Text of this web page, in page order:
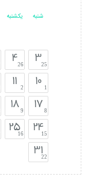
شنبه
325
10 1
17 8
2415
3122
یکشنبه
426
11 2
18 9
2516